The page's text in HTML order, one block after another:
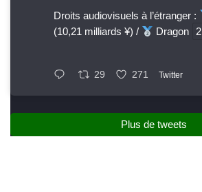
Droits audiovisuels à l’étranger :
(10,21 milliards ¥) /
Dragon 2
29 271 Twitter
Plus de tweets